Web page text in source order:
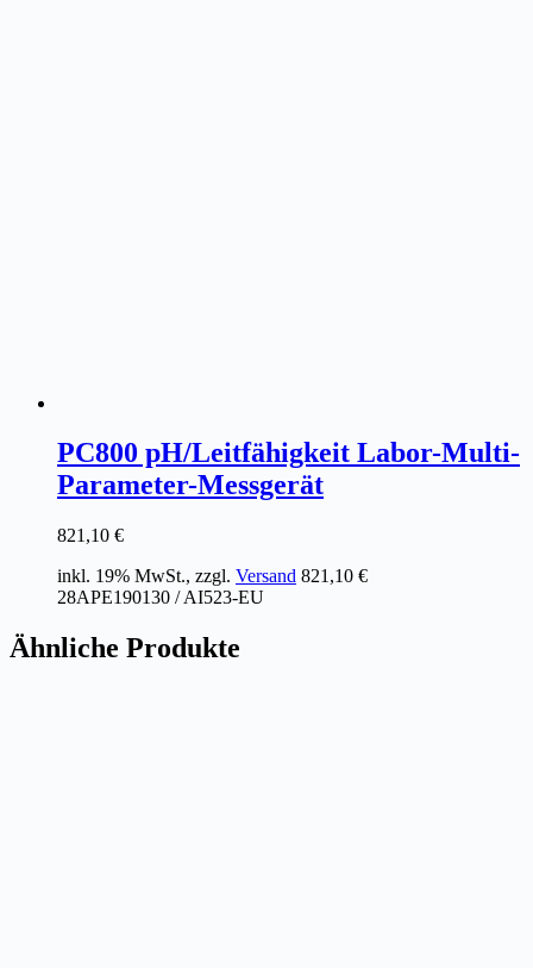
PC800 pH/Leitfähigkeit Labor-Multi-
Parameter-Messgerät
821,10 €
inkl. 19% MwSt., zzgl. Versand 821,10 €
28APE190130 / AI523-EU
Ähnliche Produkte